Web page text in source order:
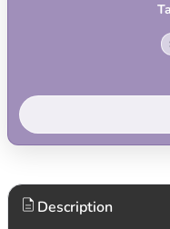
Description